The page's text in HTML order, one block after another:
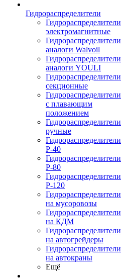
Гидрораспределители
Гидрораспределители
электромагнитные
Гидрораспределители
аналоги Walvoil
Гидрораспределители
аналоги YOULI
Гидрораспределители
секционные
Гидрораспределители
с плавающим
положением
Гидрораспределители
ручные
Гидрораспределители
Р-40
Гидрораспределители
Р-80
Гидрораспределители
Р-120
Гидрораспределители
на мусоровозы
Гидрораспределители
на КДМ
Гидрораспределители
на автогрейдеры
Гидрораспределители
на автокраны
Ещё